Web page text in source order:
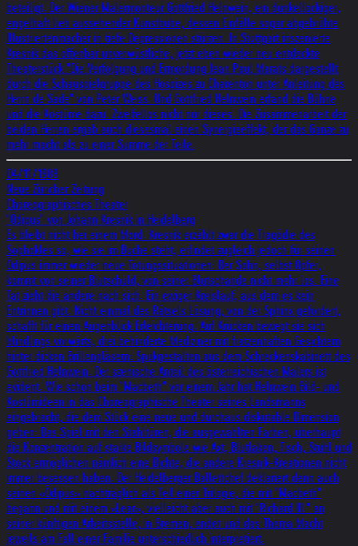
beteiligt. Der Wiener Malermonteur Gottfried Helnwein, ein dunkellockiger,
engelhaft lieb aussehender Kunstbube, dessen Einfälle sogar abgebrühte
Illustriertenmacher in tiefe Depressionen stürzen. In Stuttgart inszenierte
Kresnik das offenbar unverwüstliche, jetzt eben wieder neu entdeckte
Theaterstück "Die Verfolgung und Ermordung Jean Paul Marats dargestellt
durch die Schauspielgruppe des Hospizes zu Charenton unter Anleitung des
Herrn de Sade" von Peter Weiss. Und Gottfried Helnwein erfand die Bühne
und die Kostüme dazu. Zweifellos nicht nur dieses. Die Zusammenarbeit der
beiden Herren ergab auch diesesmal einen Synergieeffekt, der das Ganze zu
mehr macht als zu einer Summe der Teile.
04/11/1989
Neue Züricher Zeitung
Choreographisches Theater
"Ödipus" von Johann Kresnik in Heidelberg
Es bleibt nicht hei einem Mord. Kresnik erzählt zwar die Tragödie des
Sophokles so, wie sie im Buche steht, erfindet zugleich jedoch für seinen
Ödipus immer wieder neue Tötungssituationen: Der Sohn, selbst Opfer,
kommt von seiner Blutschuld, von seiner Blutschande nicht mehr los. Eine
Tat zieht die andere nach sich. Ein ewiger Kreislauf, aus dem es kein
Entrinnen gibt. Nicht einmal des Rätsels Lösung, von der Sphinx gefordert,
schafft für einen Augenblick Erleichterung. Auf Krücken bewegt sie sich
blindlings vorwärts, drei behinderte Mediziner mit fratzenhaften Gesichtern
hinter dicken Brillengläsern: Spukgestalten aus dem Schreckenskabinett des
Gottfried Helnwein. Der szenische Anteil des österreichischen Malers ist
evident. Wie schon beim "Macbeth" vor einem Jahr hat Helnwein Bild- und
Kostümideen in das Choreographische Theater seines Landsmanns
eingebracht, die dem Stück eine neue und durchaus diskutable Dimension
geben: Das Spiel mit den Stahltüren, die ausgewählten Farben, überhaupt
die Konzentration auf starke Bildsymbole wie Axt, Blutlaken, Tisch, Stuhl und
Stock ermöglichen nämlich eine Dichte, die andere Kresnik-Kreationen nicht
immer besessen haben. Der Heidelberger Ballettchef deklariert denn auch
seinen «Ödipus» nachträglich als Teil einer Trilogie, die mit "Macbeth"
begann und mit einem «Lear», vielleicht aber auch mit "Richard III." an
seiner künftigen Arbeitsstelle, in Bremen, endet und das Thema Macht
jeweils am Fall einer Familie unterschiedlich interpretiert.